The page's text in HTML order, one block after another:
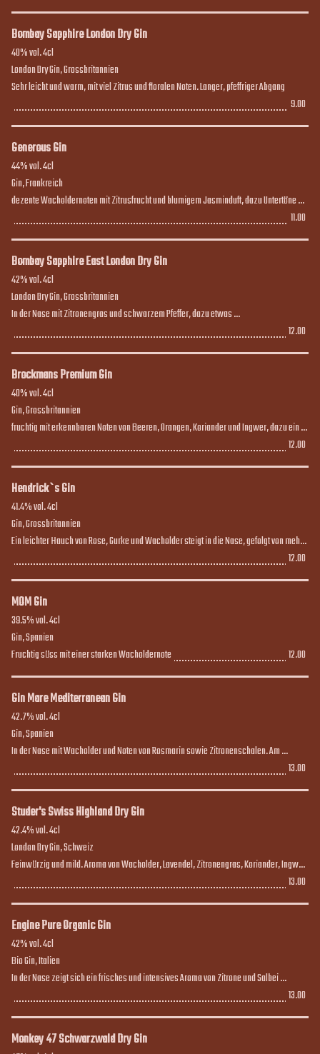
Bombay Sapphire London Dry Gin
40% vol. 4cl
London Dry Gin, Grossbritannien
Sehr leicht und warm, mit viel Zitrus und floralen Noten. Langer, pfeffriger Abgang
9.00
Generous Gin
44% vol. 4cl
Gin, Frankreich
dezente Wacholdernoten mit Zitrusfrucht und blumigem Jasminduft, dazu Untertöne
11.00
Bombay Sapphire East London Dry Gin
42% vol. 4cl
London Dry Gin, Grossbritannien
In der Nase mit Zitronengras und schwarzem Pfeffer, dazu etwas
12.00
Brockmans Premium Gin
40% vol. 4cl
Gin, Grossbritannien
fruchtig mit erkennbaren Noten von Beeren, Orangen, Koriander und Ingwer, dazu ein
12.00
Hendrick`s Gin
41.4% vol. 4cl
Gin, Grossbritannien
Ein leichter Hauch von Rose, Gurke und Wacholder steigt in die Nase, gefolgt von mehr
Zitrusnoten vermählt. Langer, etwas trockener Abgang
12.00
MOM Gin
39.5% vol. 4cl
Gin, Spanien
Fruchtig süss mit einer starken Wacholdernote
12.00
Gin Mare Mediterranean Gin
42.7% vol. 4cl
Gin, Spanien
In der Nase mit Wacholder und Noten von Rosmarin sowie Zitronenschalen. Am
Gaumen dominiert Wacholder, dazu kommen eine leicht pfeffrige Note sowie Nuancen
von Rosmarin und Zitrus. Langer Abgang mit einem leicht salzigen Finish
13.00
Studer's Swiss Highland Dry Gin
42.4% vol. 4cl
London Dry Gin, Schweiz
Feinwürzig und mild. Aroma von Wacholder, Lavendel, Zitronengras, Koriander, Ingwer
13.00
Engine Pure Organic Gin
42% vol. 4cl
Bio Gin, Italien
In der Nase zeigt sich ein frisches und intensives Aroma von Zitrone und Salbei
dominiert die Zitrone, die dezent bittere Salbeinote wird begleitet von einer leichten
Süsse durch die Süssholzwurzel
13.00
Monkey 47 Schwarzwald Dry Gin